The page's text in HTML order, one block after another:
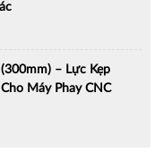
– Lực Kẹp
Máy Phay CNC